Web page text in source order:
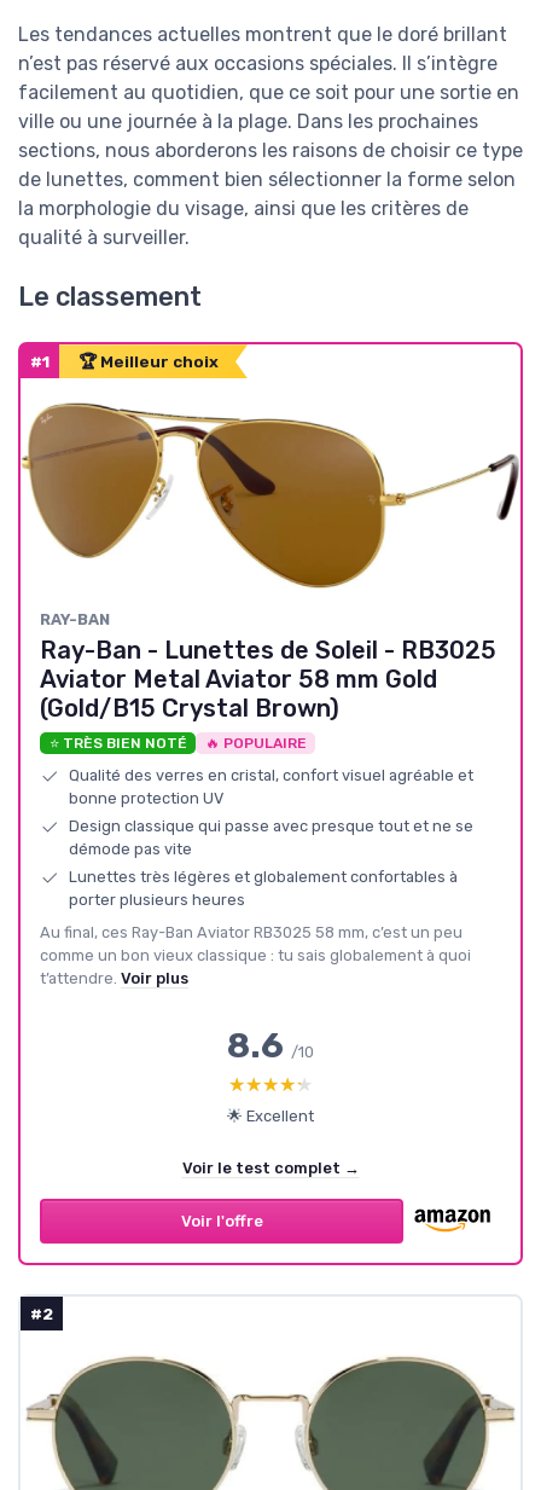
Les tendances actuelles montrent que le doré brillant
n’est pas réservé aux occasions spéciales. Il s’intègre
facilement au quotidien, que ce soit pour une sortie en
ville ou une journée à la plage. Dans les prochaines
sections, nous aborderons les raisons de choisir ce type
de lunettes, comment bien sélectionner la forme selon
la morphologie du visage, ainsi que les critères de
qualité à surveiller.
Le classement
#1 🏆 Meilleur choix
RAY-BAN
Ray-Ban - Lunettes de Soleil - RB3025
Aviator Metal Aviator 58 mm Gold
(Gold/B15 Crystal Brown)
⭐ TRÈS BIEN NOTÉ 🔥 POPULAIRE
Qualité des verres en cristal, confort visuel agréable et
bonne protection UV
Design classique qui passe avec presque tout et ne se
démode pas vite
Lunettes très légères et globalement confortables à
porter plusieurs heures
Au final, ces Ray-Ban Aviator RB3025 58 mm, c’est un peu
comme un bon vieux classique : tu sais globalement à quoi
t’attendre. Voir plus
8.6 /10
★★★★★
★★★★★
🌟 Excellent
Voir le test complet →
Voir l'offre
#2